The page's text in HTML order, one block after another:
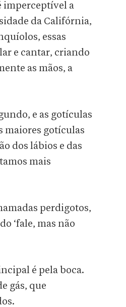
imperceptível a
da Califórnia,
essas
e cantar, criando
as mãos, a
e as gotículas
maiores gotículas
dos lábios e das
mais
perdigotos,
‘fale, mas não
é pela boca.
gás, que